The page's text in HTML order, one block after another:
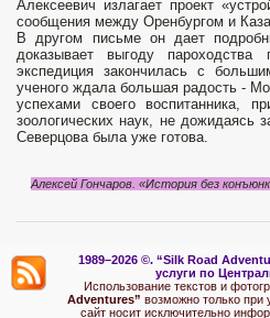
Алексеевич излагает проект
сообщения между Оренбургом и
В другом письме он дает
доказывает выгоду пароходства
экспедиция закончилась с
ученого ждала большая радость -
успехами своего воспитанника,
зоологических наук, не дожидаясь
Северцова была уже готова.
Алексей Гончаров. «История без
1989–2026 ©. “Silk Road
услуги по
Использование текстов и
Adventures” возможно только при
сайт носит исключительно